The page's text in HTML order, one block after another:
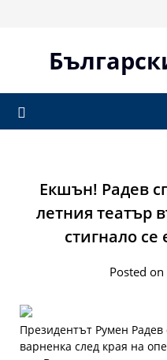
Екшън! Радев
летния театър
стигнало се
Posted
Президентът Румен
варненка след края на